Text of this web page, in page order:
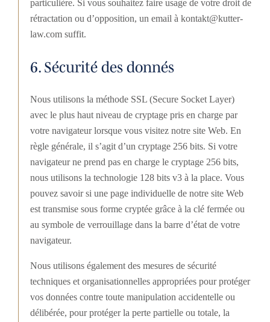
particulière. Si vous souhaitez faire usage de votre droit de
rétractation ou d’opposition, un email à kontakt@kutter-
law.com suffit.
6. Sécurité des donnés
Nous utilisons la méthode SSL (Secure Socket Layer)
avec le plus haut niveau de cryptage pris en charge par
votre navigateur lorsque vous visitez notre site Web. En
règle générale, il s’agit d’un cryptage 256 bits. Si votre
navigateur ne prend pas en charge le cryptage 256 bits,
nous utilisons la technologie 128 bits v3 à la place. Vous
pouvez savoir si une page individuelle de notre site Web
est transmise sous forme cryptée grâce à la clé fermée ou
au symbole de verrouillage dans la barre d’état de votre
navigateur.
Nous utilisons également des mesures de sécurité
techniques et organisationnelles appropriées pour protéger
vos données contre toute manipulation accidentelle ou
délibérée, pour protéger la perte partielle ou totale, la